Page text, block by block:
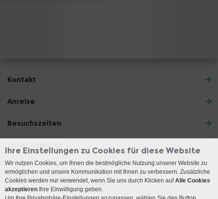
Kontakt
Anreise
Besuchszeiten
Ärzte und Zuweiser
Ihre Einstellungen zu Cookies für diese Website
Wir nutzen Cookies, um Ihnen die bestmögliche Nutzung unserer Website zu
ermöglichen und unsere Kommunikation mit Ihnen zu verbessern. Zusätzliche
Cookies werden nur verwendet, wenn Sie uns durch Klicken aufAlle Cookies
akzeptieren Ihre Einwilligung geben.